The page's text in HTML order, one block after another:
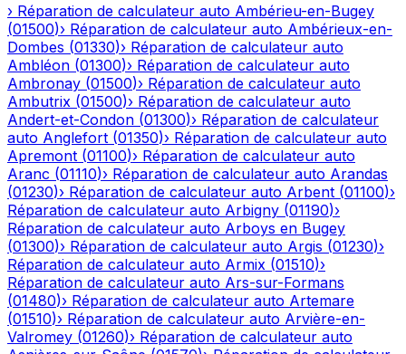
› Réparation de calculateur auto Ambérieu-en-Bugey
(01500)› Réparation de calculateur auto Ambérieux-en-
Dombes (01330)› Réparation de calculateur auto
Ambléon (01300)› Réparation de calculateur auto
Ambronay (01500)› Réparation de calculateur auto
Ambutrix (01500)› Réparation de calculateur auto
Andert-et-Condon (01300)› Réparation de calculateur
auto Anglefort (01350)› Réparation de calculateur auto
Apremont (01100)› Réparation de calculateur auto
Aranc (01110)› Réparation de calculateur auto Arandas
(01230)› Réparation de calculateur auto Arbent (01100)›
Réparation de calculateur auto Arbigny (01190)›
Réparation de calculateur auto Arboys en Bugey
(01300)› Réparation de calculateur auto Argis (01230)›
Réparation de calculateur auto Armix (01510)›
Réparation de calculateur auto Ars-sur-Formans
(01480)› Réparation de calculateur auto Artemare
(01510)› Réparation de calculateur auto Arvière-en-
Valromey (01260)› Réparation de calculateur auto